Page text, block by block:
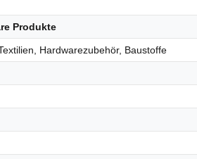
Produkte
Hardwarezubehör, Baustoffe